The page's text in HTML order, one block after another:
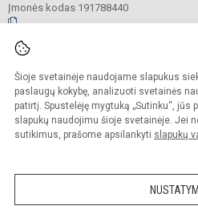
Šioje svetainėje naudojame slapukus
paslaugų kokybę, analizuoti svetainės
patirtį. Spustelėję mygtuką „Sutinku“,
slapukų naudojimu šioje svetainėje. Jei
sutikimus, prašome apsilankyti slapukų
Įmonės kodas 191788440
Visos teisės saugomos. Kopijuoti turinį
sutikimo griežtai
Prieinamumo paraiška
Sumanus būdas atnaujinti